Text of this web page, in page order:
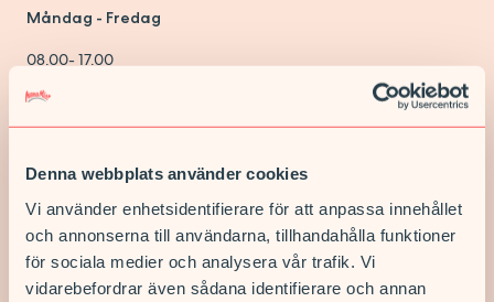
Denna webbplats använder cookies
Vi använder enhetsidentifierare för att anpassa innehållet
och annonserna till användarna, tillhandahålla funktioner
för sociala medier och analysera vår trafik. Vi
vidarebefordrar även sådana identifierare och annan
Måndag - Fredag
08.00- 17.00
Tel:
Du kan nå oss via1177
Vissa prov sparas
När du lämnar prov i vården kan vissa prov komma att sparas i
en biobank. Läs mer om biobanker och biobankslagen på